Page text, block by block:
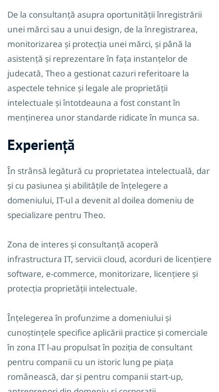
De la consultanță asupra oportunității înregistrării
unei mărci sau a unui design, de la înregistrarea,
monitorizarea și protecția unei mărci, și până la
asistență și reprezentare în fața instanțelor de
judecată, Theo a gestionat cazuri referitoare la
aspectele tehnice și legale ale proprietății
intelectuale și întotdeauna a fost constant în
menținerea unor standarde ridicate în munca sa.
Experiență
În strânsă legătură cu proprietatea intelectuală, dar
și cu pasiunea și abilitățile de înțelegere a
domeniului, IT-ul a devenit al doilea domeniu de
specializare pentru Theo.
Zona de interes și consultanță acoperă
infrastructura IT, servicii cloud, acorduri de licențiere
software, e-commerce, monitorizare, licențiere și
protecția proprietății intelectuale.
Înțelegerea în profunzime a domeniului și
cunoștințele specifice aplicării practice și comerciale
în zona IT l-au propulsat în poziția de consultant
pentru companii cu un istoric lung pe piața
românească, dar și pentru companii start-up,